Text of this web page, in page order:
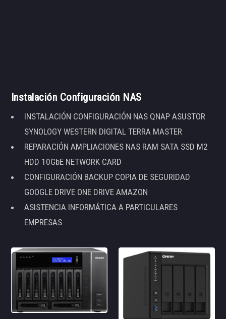
Instalación Configuración NAS
INSTALACIÓN CONFIGURACIÓN NAS QNAP ASUSTOR
SYNOLOGY WESTERN DIGITAL TERRA MASTER
REPARACIÓN AMPLIACIONES NAS RAM SATA SSD M2
HDD 10GbE NETWORK CARD
CONFIGURACIÓN BACKUP COPIA DE SEGURIDAD
GOOGLE DRIVE ONE DRIVE AMAZON
ASISTENCIA INFORMÁTICA A PARTICULARES
EMPRESAS